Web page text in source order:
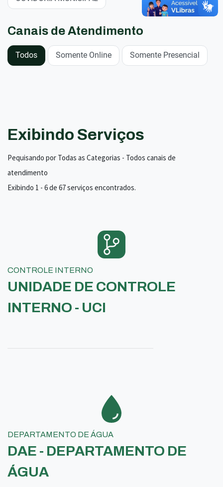
Canais de Atendimento
Todos Somente Online Somente Presencial
Exibindo Serviços
Pequisando por Todas as Categorias - Todos canais de
atendimento
Exibindo 1 - 6 de 67 serviços encontrados.
CONTROLE INTERNO
UNIDADE DE CONTROLE
INTERNO - UCI
DEPARTAMENTO DE ÁGUA
DAE - DEPARTAMENTO DE
ÁGUA